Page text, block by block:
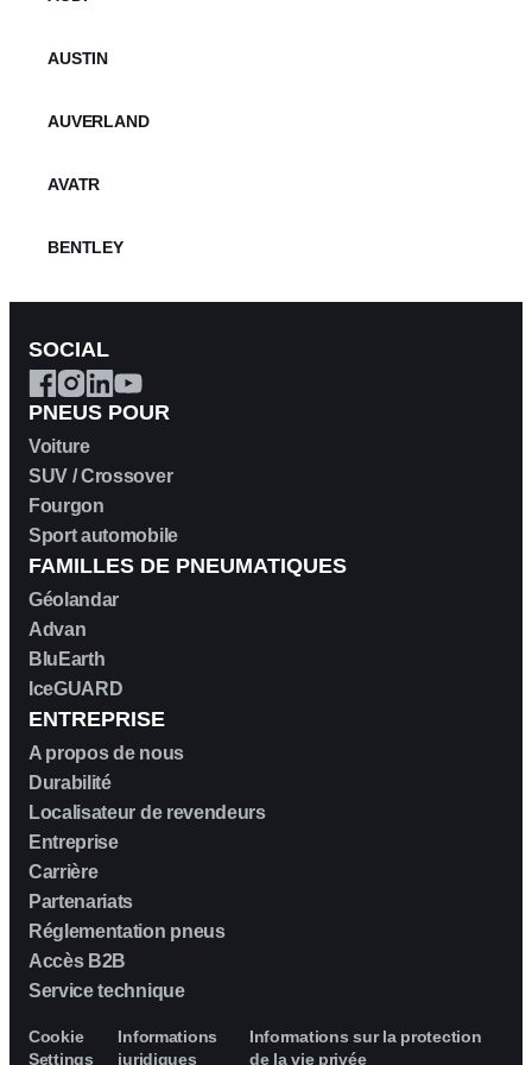
PNEUS POUR
Voiture
SUV / Crossover
Fourgon
Sport automobile
FAMILLES DE PNEUMATIQUES
Géolandar
Advan
BluEarth
IceGUARD
ENTREPRISE
A propos de nous
Durabilité
Localisateur de revendeurs
Entreprise
Carrière
Partenariats
Réglementation pneus
Accès B2B
Service technique
SOCIAL
Cookie
Settings
Informations
juridiques
Informations sur la protection
de la vie privée
AUSTIN
AUVERLAND
AVATR
BENTLEY
BMW
BORGWARD
BOVENSIEPEN
BRABUS
BRILLIANCE
BUGATTI
BUICK
BYD
CADILLAC
CATERHAM
CHANA